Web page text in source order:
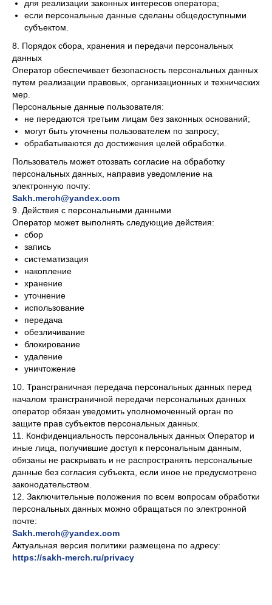
для реализации законных интересов оператора;
если персональные данные сделаны общедоступными
субъектом.
8. Порядок сбора, хранения и передачи персональных
данных
Оператор обеспечивает безопасность персональных данных
путем реализации правовых, организационных и технических
мер.
Персональные данные пользователя:
не передаются третьим лицам без законных оснований;
могут быть уточнены пользователем по запросу;
обрабатываются до достижения целей обработки.
Пользователь может отозвать согласие на обработку
персональных данных, направив уведомление на
электронную почту:
Sakh.merch@yandex.com
9. Действия с персональными данными
Оператор может выполнять следующие действия:
сбор
запись
систематизация
накопление
хранение
уточнение
использование
передача
обезличивание
блокирование
удаление
уничтожение
10. Трансграничная передача персональных данных перед
началом трансграничной передачи персональных данных
оператор обязан уведомить уполномоченный орган по
защите прав субъектов персональных данных.
11. Конфиденциальность персональных данных Оператор и
иные лица, получившие доступ к персональным данным,
обязаны не раскрывать и не распространять персональные
данные без согласия субъекта, если иное не предусмотрено
законодательством.
12. Заключительные положения по всем вопросам обработки
персональных данных можно обращаться по электронной
почте:
Sakh.merch@yandex.com
Актуальная версия политики размещена по адресу:
https://sakh-merch.ru/privacy